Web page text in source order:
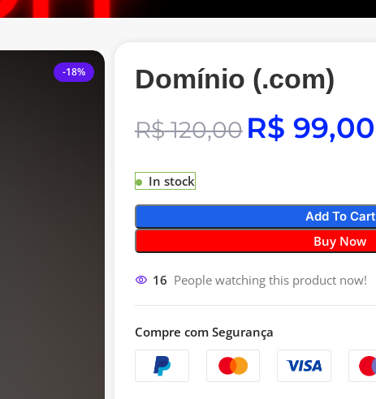
-18% Domínio (.com)
R$120,00 R$ 99,00
In stock
Add To Cart
Buy Now
16 People watching this product now!
Compre com Segurança